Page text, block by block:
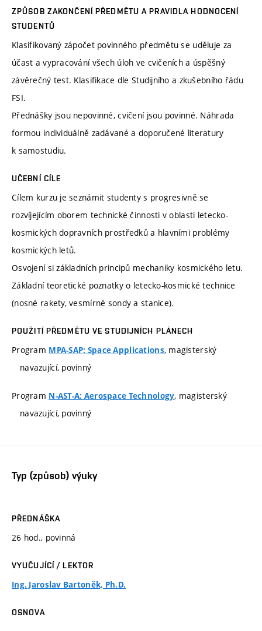
ZPŮSOB ZAKONČENÍ PŘEDMĚTU A PRAVIDLA HODNOCENÍ
STUDENTŮ
Klasifikovaný zápočet povinného předmětu se uděluje za
účast a vypracování všech úloh ve cvičeních a úspěšný
závěrečný test. Klasifikace dle Studijního a zkušebního řádu
FSI.
Přednášky jsou nepovinné, cvičení jsou povinné. Náhrada
formou individuálně zadávané a doporučené literatury
k samostudiu.
UČEBNÍ CÍLE
Cílem kurzu je seznámit studenty s progresivně se
rozvíjejícím oborem technické činnosti v oblasti letecko-
kosmických dopravních prostředků a hlavními problémy
kosmických letů.
Osvojení si základních principů mechaniky kosmického letu.
Základní teoretické poznatky o letecko-kosmické technice
(nosné rakety, vesmírné sondy a stanice).
POUŽITÍ PŘEDMĚTU VE STUDIJNÍCH PLÁNECH
Program MPA-SAP: Space Applications, magisterský
navazující, povinný
Program N-AST-A: Aerospace Technology, magisterský
navazující, povinný
Typ (způsob) výuky
PŘEDNÁŠKA
26 hod., povinná
VYUČUJÍCÍ / LEKTOR
Ing. Jaroslav Bartoněk, Ph.D.
OSNOVA